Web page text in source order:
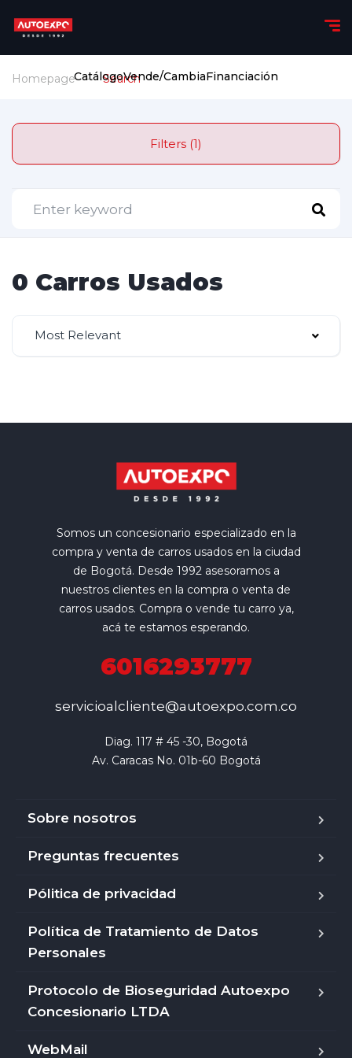
CatálogoVende/CambiaFinanciación
Homepage Search
Filters (1)
0 Carros Usados
Most Relevant
Somos un concesionario especializado en la
compra y venta de carros usados en la ciudad
de Bogotá. Desde 1992 asesoramos a
nuestros clientes en la compra o venta de
carros usados. Compra o vende tu carro ya,
acá te estamos esperando.
6016293777
servicioalcliente@autoexpo.com.co
Diag. 117 # 45 -30, Bogotá
Av. Caracas No. 01b-60 Bogotá
Sobre nosotros
Preguntas frecuentes
Pólitica de privacidad
Política de Tratamiento de Datos
Personales
Protocolo de Bioseguridad Autoexpo
Concesionario LTDA
WebMail